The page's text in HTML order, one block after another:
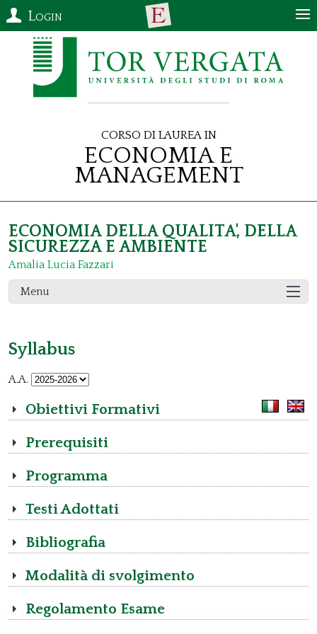
Login
Corso di Laurea in
Economia e
Management
ECONOMIA DELLA QUALITA', DELLA
SICUREZZA E AMBIENTE
Amalia Lucia Fazzari
Menu
Syllabus
A.A.
Obiettivi Formativi
Prerequisiti
Programma
Testi Adottati
Bibliografia
Modalità di svolgimento
Regolamento Esame